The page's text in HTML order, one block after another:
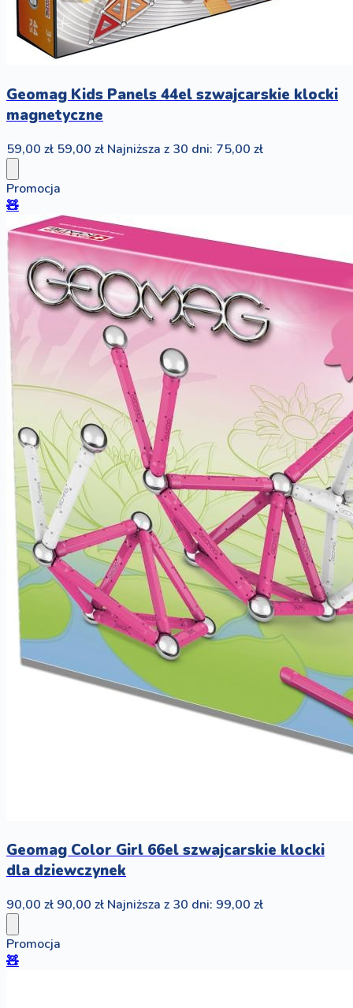
Geomag Kids Panels 44el szwajcarskie klocki
magnetyczne
59,00 zł 59,00 zł Najniższa z 30 dni: 75,00 zł
Promocja
🧸
Geomag Color Girl 66el szwajcarskie klocki
dla dziewczynek
90,00 zł 90,00 zł Najniższa z 30 dni: 99,00 zł
Promocja
🧸